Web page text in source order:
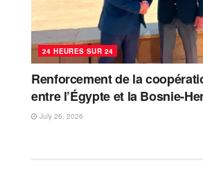
24 HEURES SUR 24
Renforcement de la
entre l’Égypte et la Bosnie-
July 26, 2026